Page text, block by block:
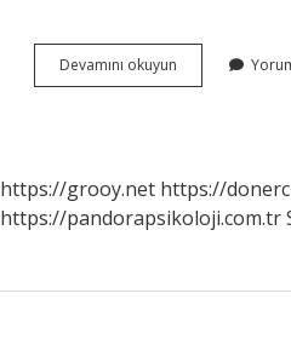
Devamını okuyun
Knightley
https://grooy.net https://
https://pandorapsikoloji.com.tr